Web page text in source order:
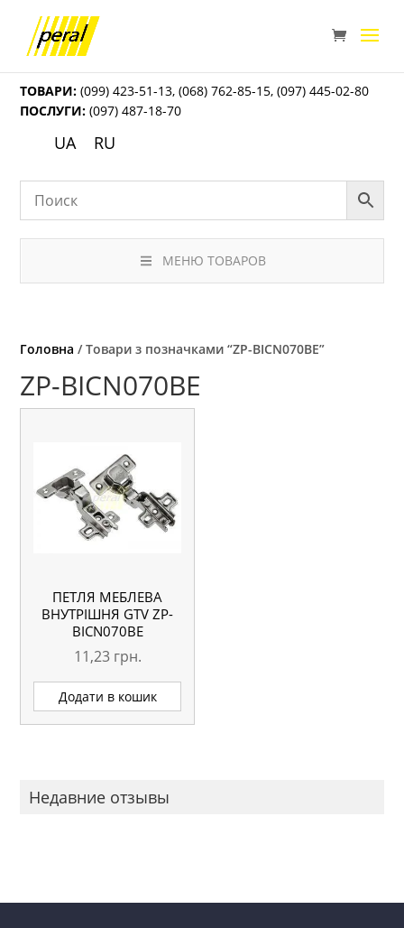
ТОВАРИ: (099) 423-51-13,(068) 762-85-15,(097) 445-02-80
ПОСЛУГИ: (097) 487-18-70
UA RU
МЕНЮ ТОВАРОВ
Головна / Товари з позначками “ZP-BICN070BE”
ZP-BICN070BE
ПЕТЛЯ МЕБЛЕВА
ВНУТРІШНЯ GTV ZP-
BICN070BE
11,23 грн.
Додати в кошик
Недавние отзывы